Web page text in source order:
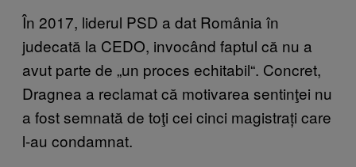
În 2017, liderul PSD a dat România în
judecată la CEDO, invocând faptul că nu a
avut parte de „un proces echitabil“. Concret,
Dragnea a reclamat că motivarea sentinţei nu
a fost semnată de toţi cei cinci magistrați care
l-au condamnat.